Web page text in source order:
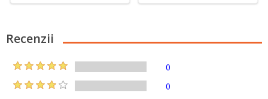
Recenzii
0
0